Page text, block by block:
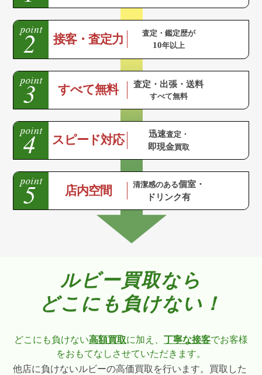
接客・査定力 査定・鑑定歴が
10年以上
すべて無料 査定・出張・送料
すべて無料
スピード対応 迅速査定・
即現金買取
店内空間 清潔感のある個室・
ドリンク有
ルビー買取なら
どこにも負けない！
どこにも負けない高額買取に加え、 丁寧な接客でお客様
をおもてなしさせていただきます。
他店に負けないルビーの高価買取を行います。買取した